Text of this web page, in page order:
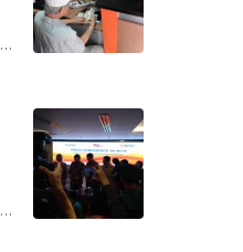
Harga saham juga meroket masing-masing 17,01 persen untuk BBNI dan 26 persen untuk BBRI
Laba BNI Rp7,44 triliun atau naik 16 persen sementara BTN memperoleh laba bersih Rp1,42 triliun atau naik 12,01 persen